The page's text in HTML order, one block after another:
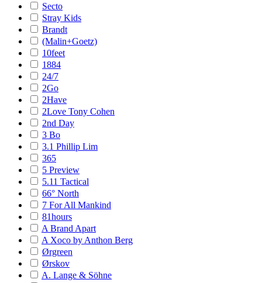
Secto
Stray Kids
Brandt
(Malin+Goetz)
10feet
1884
24/7
2Go
2Have
2Love Tony Cohen
2nd Day
3 Bo
3.1 Phillip Lim
365
5 Preview
5.11 Tactical
66° North
7 For All Mankind
81hours
A Brand Apart
A Xoco by Anthon Berg
Ørgreen
Ørskov
A. Lange & Söhne